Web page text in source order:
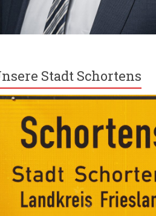
Stadt Schortens